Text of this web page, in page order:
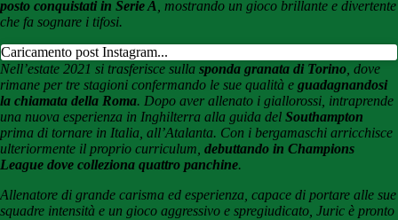
posto conquistati in Serie A
, mostrando un gioco brillante e divertente
che fa sognare i tifosi.
Caricamento post Instagram...
Nell’estate 2021 si trasferisce sulla sponda granata di Torino , dove
rimane per tre stagioni confermando le sue qualità e guadagnandosi
la chiamata della Roma. Dopo aver allenato i giallorossi, intraprende
una nuova esperienza in Inghilterra alla guida del Southampton
prima di tornare in Italia, all’Atalanta. Con i bergamaschi arricchisce
ulteriormente il proprio curriculum, debuttando in Champions
League dove colleziona quattro panchine.
Allenatore di grande carisma ed esperienza, capace di portare alle sue
squadre intensità e un gioco aggressivo e spregiudicato, Juric è pronto